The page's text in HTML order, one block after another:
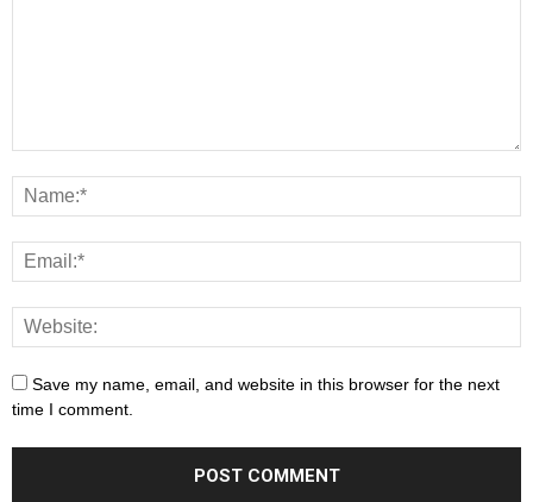
Save my name, email, and website in this browser for the next
time I comment.